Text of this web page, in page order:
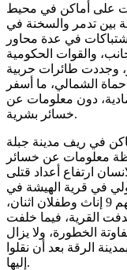
على أماكن في محيط
بين تدمر والسخنة في
في عدة محاور
والقوات الحكومية
وجددت طائرات حربية
الشمالي، ما أسفر
دون معلومات عن
خسائر بشرية.
في ريف مدينة جبلة
معلومات عن خسائر
ارتفاع أعداد قتلى
في قرية الهيشة في
ريف الرقة الشمالي، إلى 20 قتيل من ضمنهم 9 إناث وطفلان اثنان،
القرية، فيما خلفت
متفاوتة الخطورة، ولا يزال
الرقة بعد أن نقلوا
إليها.